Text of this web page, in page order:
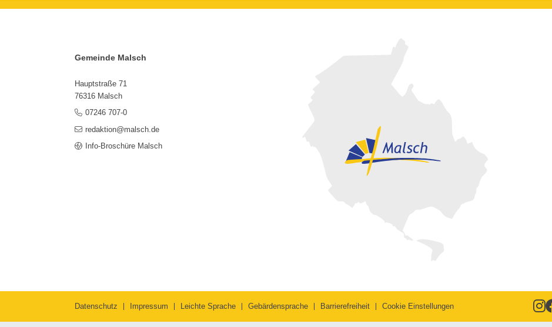
Gemeinde Malsch
Hauptstraße 71
76316 Malsch
07246 707-0
redaktion@malsch.de
Info-Broschüre Malsch
Datenschutz Impressum Leichte Sprache Gebärdensprache Barrierefreiheit Cookie Einstellungen